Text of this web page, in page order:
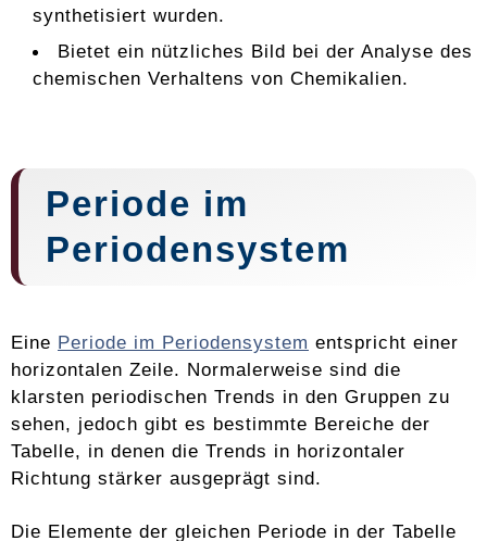
synthetisiert wurden.
Bietet ein nützliches Bild bei der Analyse des
chemischen Verhaltens von Chemikalien.
Periode im
Periodensystem
Eine Periode im Periodensystem entspricht einer
horizontalen Zeile. Normalerweise sind die
klarsten periodischen Trends in den Gruppen zu
sehen, jedoch gibt es bestimmte Bereiche der
Tabelle, in denen die Trends in horizontaler
Richtung stärker ausgeprägt sind.
Die Elemente der gleichen Periode in der Tabelle